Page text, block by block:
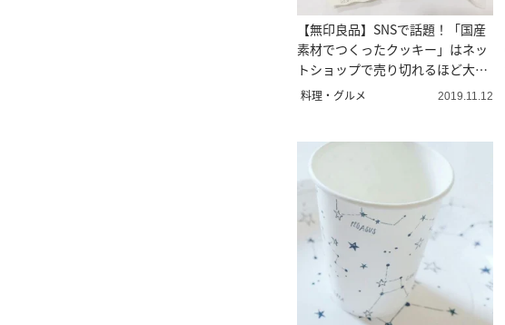
【無印良品】SNSで話題！「国産
素材でつくったクッキー」はネッ
トショップで売り切れるほど大人
気！
料理・グルメ 2019.11.12